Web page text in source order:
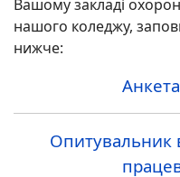
Вашому закладі
нашого коледжу,
нижче:
Опитувальник